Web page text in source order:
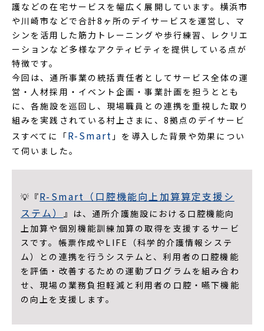
護などの在宅サービスを幅広く展開しています。横浜市
や川崎市などで合計8ヶ所のデイサービスを運営し、マ
シンを活用した筋力トレーニングや歩行練習、レクリエ
ーションなど多様なアクティビティを提供している点が
特徴です。
今回は、通所事業の統括責任者としてサービス全体の運
営・人材採用・イベント企画・事業計画を担うととも
に、各施設を巡回し、現場職員との連携を重視した取り
組みを実践されている村上さまに、8拠点のデイサービ
スすべてに「R-Smart 」を導入した背景や効果につい
て伺いました。
💡『R-Smart（口腔機能向上加算算定支援シ
ステム）
』は、通所介護施設における口腔機能向
上加算や個別機能訓練加算の取得を支援するサービ
スです。帳票作成やLIFE（科学的介護情報システ
ム）との連携を行うシステムと、利用者の口腔機能
を評価・改善するための運動プログラムを組み合わ
せ、現場の業務負担軽減と利用者の口腔・嚥下機能
の向上を支援します。